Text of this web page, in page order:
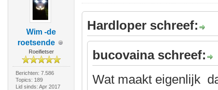
Wim -de
roetsende
Roeifietser
Berichten: 7.586
Topics: 189
Lid sinds: Apr 2017
Hardloper schreef:
bucovaina schreef:
Wat maakt eigenlijk